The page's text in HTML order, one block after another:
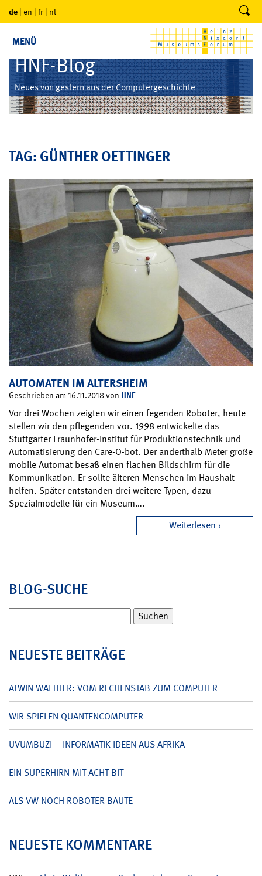
de | en | fr | nl
MENÜ
HNF-Blog
Neues von gestern aus der Computergeschichte
TAG: GÜNTHER OETTINGER
AUTOMATEN IM ALTERSHEIM
Geschrieben am 16.11.2018 von HNF
Vor drei Wochen zeigten wir einen fegenden Roboter, heute
stellen wir den pflegenden vor. 1998 entwickelte das
Stuttgarter Fraunhofer-Institut für Produktionstechnik und
Automatisierung den Care-O-bot. Der anderthalb Meter große
mobile Automat besaß einen flachen Bildschirm für die
Kommunikation. Er sollte älteren Menschen im Haushalt
helfen. Später entstanden drei weitere Typen, dazu
Spezialmodelle für ein Museum….
Weiterlesen
BLOG-SUCHE
nach:
NEUESTE BEITRÄGE
ALWIN WALTHER: VOM RECHENSTAB ZUM COMPUTER
WIR SPIELEN QUANTENCOMPUTER
UVUMBUZI – INFORMATIK-IDEEN AUS AFRIKA
EIN SUPERHIRN MIT ACHT BIT
ALS VW NOCH ROBOTER BAUTE
NEUESTE KOMMENTARE